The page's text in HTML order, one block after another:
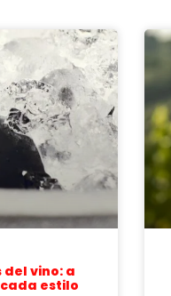
vino: a
estilo